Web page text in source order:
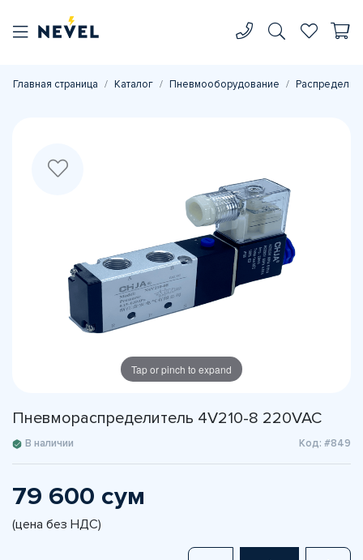
Главная страница Каталог Пневмооборудование
Tap or pinch to expand
Пневмораспределитель 4V210-8 220VAC
В наличии Код: #849
79 600 сум
(цена без НДС)